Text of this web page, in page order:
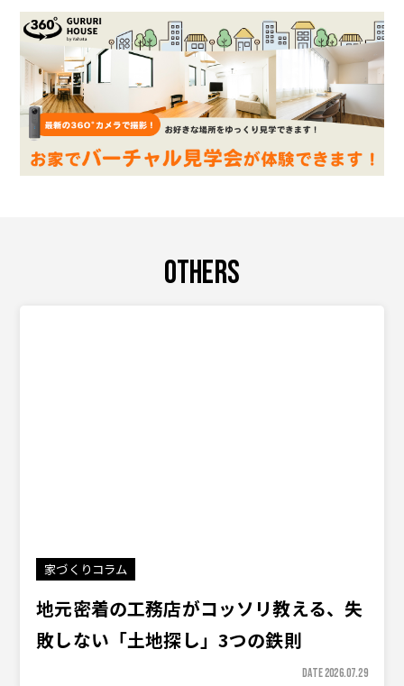
OTHERS
家づくりコラム
地元密着の工務店がコッソリ教える、失
敗しない「土地探し」3つの鉄則
DATE 2026.07.29